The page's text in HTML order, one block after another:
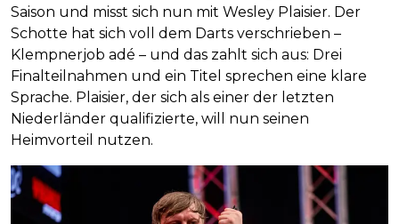
Saison und misst sich nun mit Wesley Plaisier. Der
Schotte hat sich voll dem Darts verschrieben –
Klempnerjob adé – und das zahlt sich aus: Drei
Finalteilnahmen und ein Titel sprechen eine klare
Sprache. Plaisier, der sich als einer der letzten
Niederländer qualifizierte, will nun seinen
Heimvorteil nutzen.